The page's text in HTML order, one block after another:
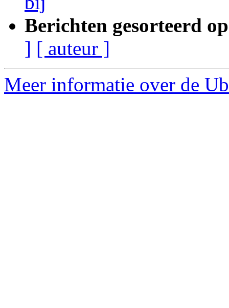
Berichten gesorteerd
] [ auteur ]
Meer informatie over de